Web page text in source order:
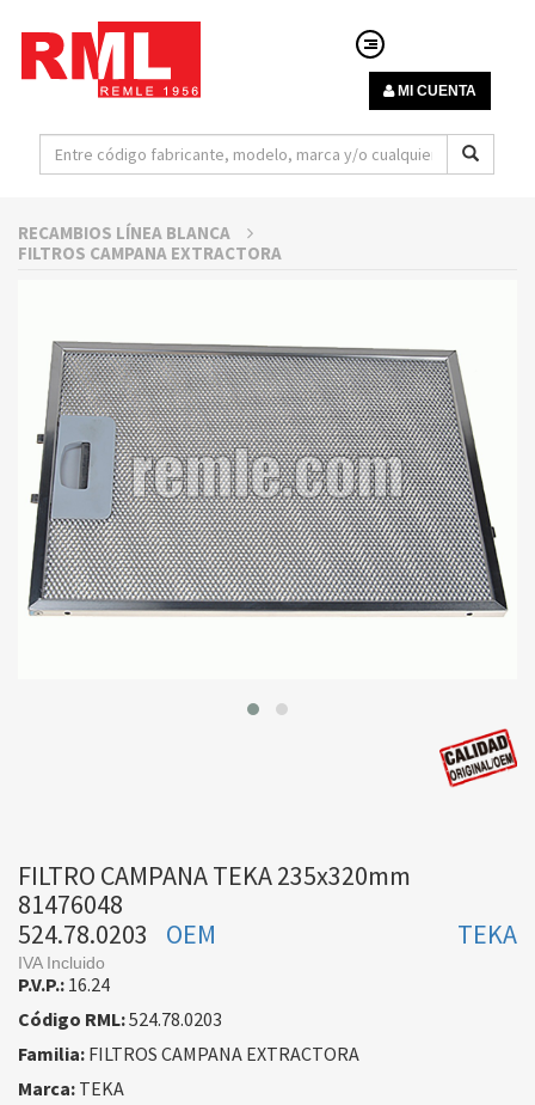
MI CUENTA
RECAMBIOS LÍNEA BLANCA
FILTROS CAMPANA EXTRACTORA
FILTRO CAMPANA TEKA 235x320mm
81476048
524.78.0203
TEKA
OEM
IVA Incluido
P.V.P.: 16.24
Código RML:524.78.0203
Familia: FILTROS CAMPANA EXTRACTORA
Marca: TEKA